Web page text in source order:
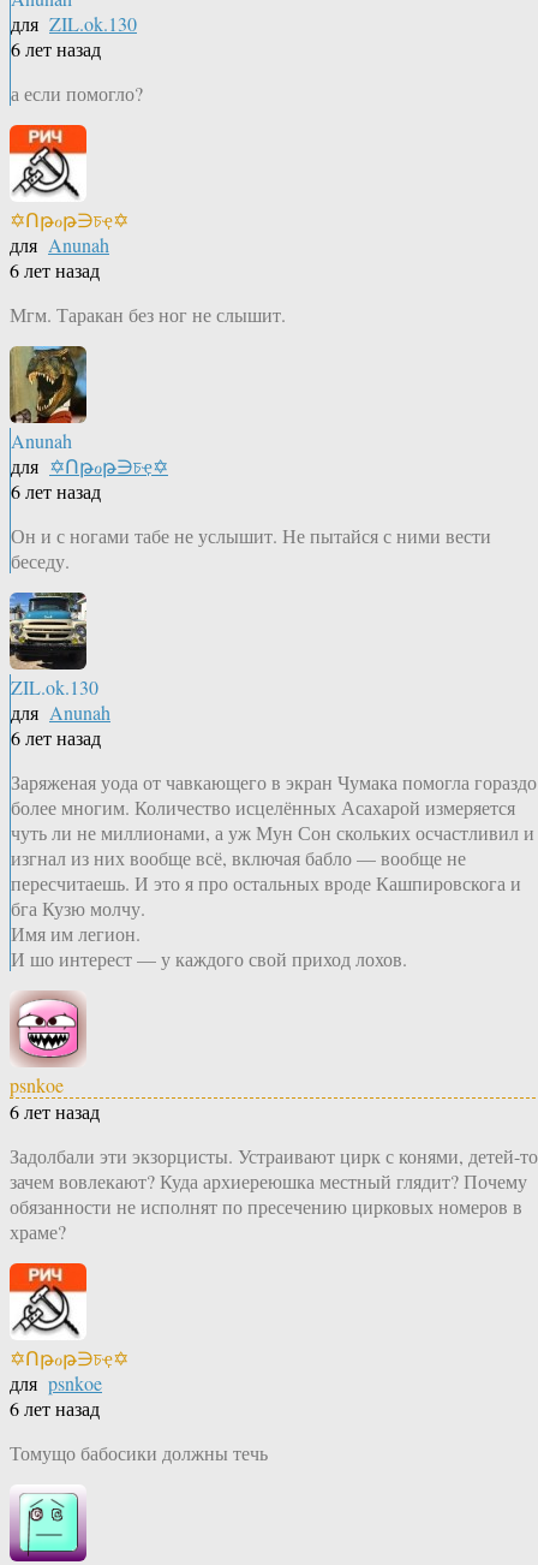
для ZIL.ok.130
6 лет назад
а если помогло?
✡Ոթℴթ∋চҿ✡
для Anunah
6 лет назад
Мгм. Таракан без ног не слышит.
Anunah
для ✡Ոթℴթ∋চҿ✡
6 лет назад
Он и с ногами табе не услышит. Не пытайся с ними вести
беседу.
ZIL.ok.130
для Anunah
6 лет назад
Заряженая уода от чавкающего в экран Чумака помогла гораздо
более многим. Количество исцелённых Асахарой измеряется
чуть ли не миллионами, а уж Мун Сон скольких осчастливил и
изгнал из них вообще всё, включая бабло — вообще не
пересчитаешь. И это я про остальных вроде Кашпировскога и
бга Кузю молчу.
Имя им легион.
И шо интерест — у каждого свой приход лохов.
psnkoe
6 лет назад
Задолбали эти экзорцисты. Устраивают цирк с конями, детей-то
зачем вовлекают? Куда архиереюшка местный глядит? Почему
обязанности не исполнят по пресечению цирковых номеров в
храме?
✡Ոթℴթ∋চҿ✡
для psnkoe
6 лет назад
Томущо бабосики должны течь